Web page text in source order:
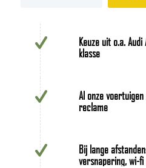
Keuze uit o.a.
klasse
Al onze
reclame
Bij lange
versnapering, wi-